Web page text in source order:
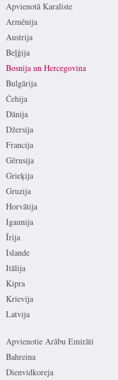
Apvienotā Karaliste
Armēnija
Austrija
Beļģija
Bosnija un Hercegovina
Bulgārija
Čehija
Dānija
Džersija
Francija
Gērnsija
Grieķija
Gruzija
Horvātija
Igaunija
Īrija
Islande
Itālija
Kipra
Krievija
Latvija
Apvienotie Arābu Emirāti
Bahreina
Dienvidkoreja